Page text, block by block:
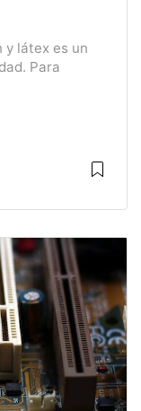
y látex es un
Para